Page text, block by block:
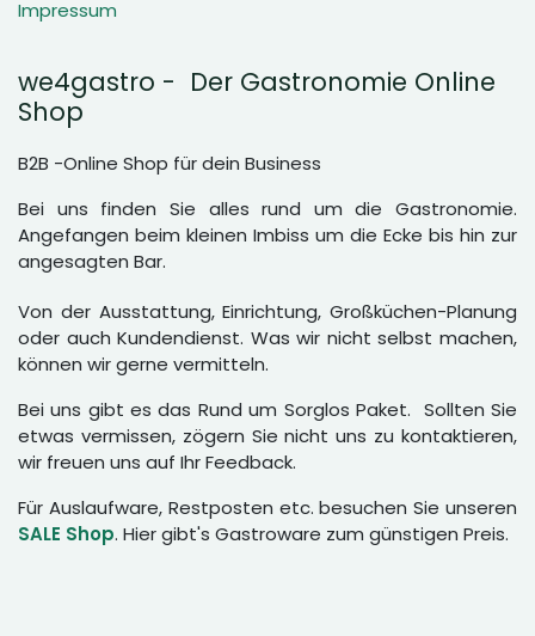
Impressum
we4gastro - Der Gastronomie Online
Shop
B2B -Online Shop für dein Business
Bei uns finden Sie alles rund um die Gastronomie.
Angefangen beim kleinen Imbiss um die Ecke bis hin zur
angesagten Bar.
Von der Ausstattung, Einrichtung, Großküchen-Planung
oder auch Kundendienst. Was wir nicht selbst machen,
können wir gerne vermitteln.
Bei uns gibt es das Rund um Sorglos Paket. Sollten Sie
etwas vermissen, zögern Sie nicht uns zu kontaktieren,
wir freuen uns auf Ihr Feedback.
Für Auslaufware, Restposten etc. besuchen Sie unseren
SALE Shop. Hier gibt's Gastroware zum günstigen Preis.